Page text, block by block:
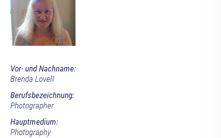
Vor- und Nachname:
Brenda Lovell
Berufsbezeichnung:
Photographer
Hauptmedium:
Photography